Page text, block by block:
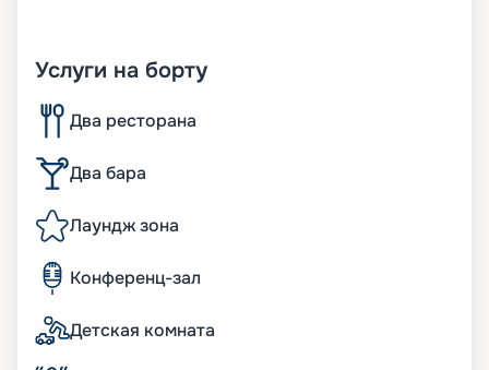
Услуги на борту
Два ресторана
Два бара
Лаундж зона
Конференц-зал
Детская комната